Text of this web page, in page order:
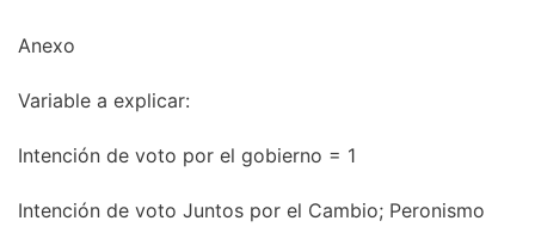
Anexo
Variable a explicar:
Intención de voto por el gobierno = 1
Intención de voto Juntos por el Cambio; Peronismo